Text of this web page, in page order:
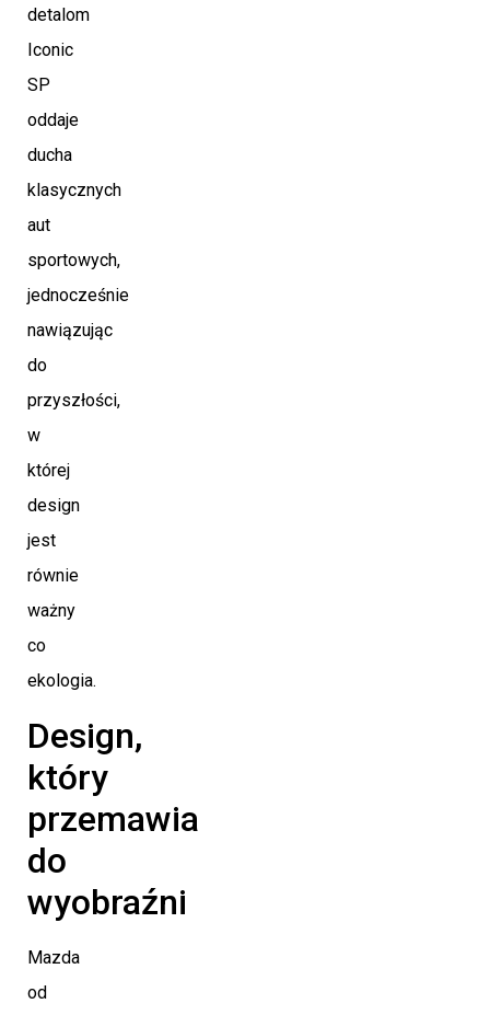
detalom
Iconic
SP
oddaje
ducha
klasycznych
aut
sportowych,
jednocześnie
nawiązując
do
przyszłości,
w
której
design
jest
równie
ważny
co
ekologia.
Design,
który
przemawia
do
wyobraźni
Mazda
od